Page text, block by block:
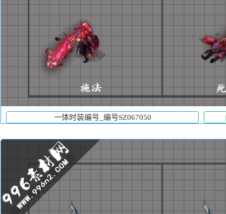
一体时装编号_编号SZ067050